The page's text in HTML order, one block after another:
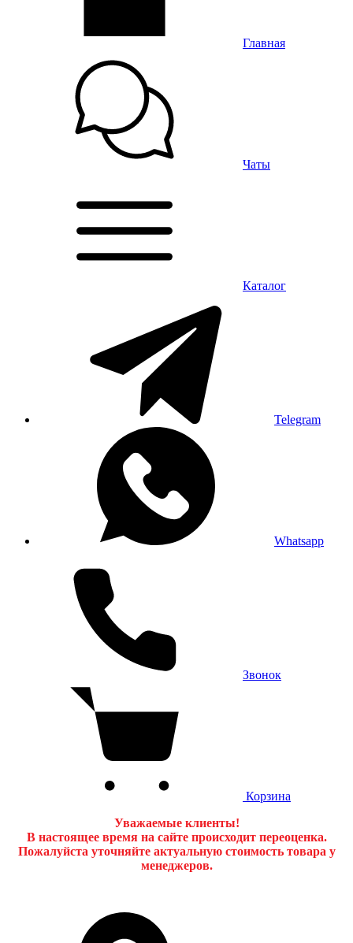
Главная
Чаты
Каталог
Telegram
Whatsapp
Звонок
Корзина
Уважаемые клиенты!
В настоящее время на сайте происходит переоценка.
Пожалуйста уточняйте актуальную стоимость товара у
менеджеров.